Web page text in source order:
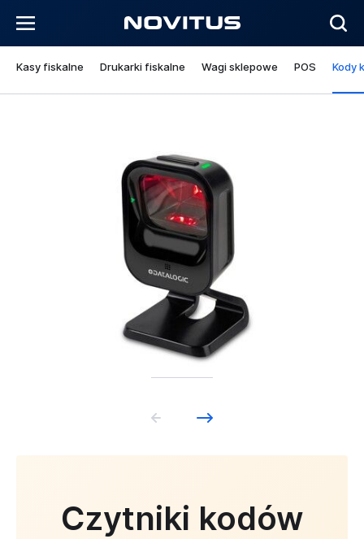
Kasy fiskalne Drukarki fiskalne Wagi sklepowe POS Kody
Czytniki kodów